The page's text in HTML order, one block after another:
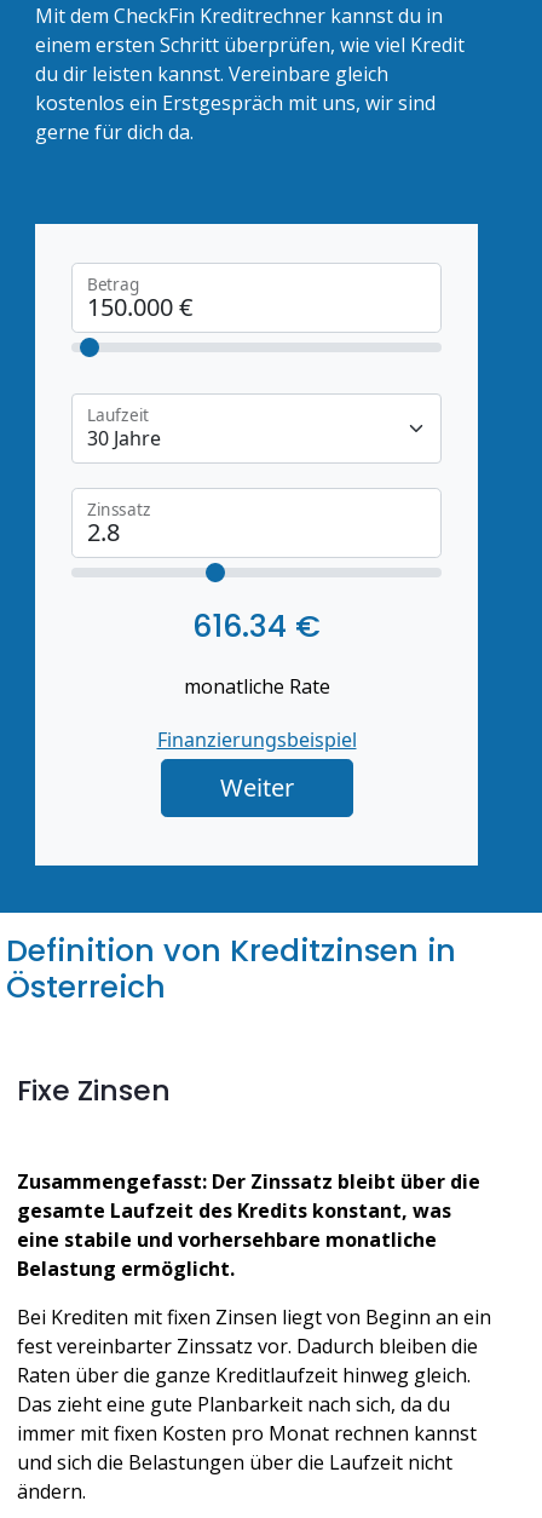
Mit dem CheckFin Kreditrechner kannst du in
einem ersten Schritt überprüfen, wie viel Kredit
du dir leisten kannst. Vereinbare gleich
kostenlos ein Erstgespräch mit uns, wir sind
gerne für dich da.
Betrag
Laufzeit
Zinssatz
616.34 €
monatliche Rate
Finanzierungsbeispiel
Weiter
Definition von Kreditzinsen in
Österreich
Fixe Zinsen
Zusammengefasst: Der Zinssatz bleibt über die
gesamte Laufzeit des Kredits konstant, was
eine stabile und vorhersehbare monatliche
Belastung ermöglicht.
Bei Krediten mit fixen Zinsen liegt von Beginn an ein
fest vereinbarter Zinssatz vor. Dadurch bleiben die
Raten über die ganze Kreditlaufzeit hinweg gleich.
Das zieht eine gute Planbarkeit nach sich, da du
immer mit fixen Kosten pro Monat rechnen kannst
und sich die Belastungen über die Laufzeit nicht
ändern.